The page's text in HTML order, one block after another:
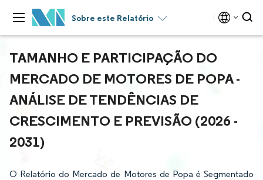
Sobre este Relatório
TAMANHO E PARTICIPAÇÃO DO
MERCADO DE MOTORES DE POPA -
ANÁLISE DE TENDÊNCIAS DE
CRESCIMENTO E PREVISÃO (2026 -
2031)
O Relatório do Mercado de Motores de Popa é Segmentado